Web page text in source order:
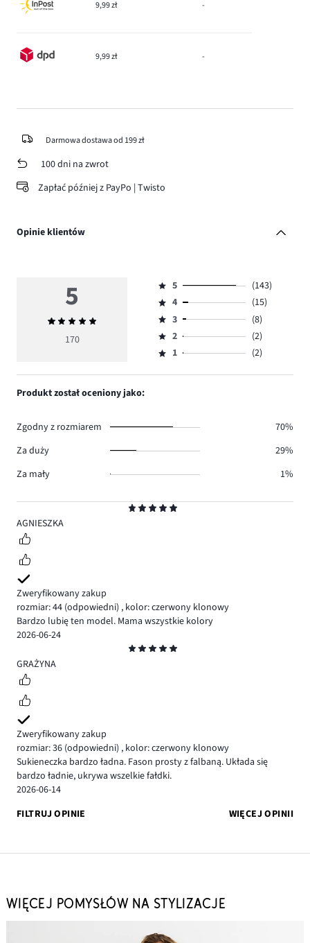
9,99 zł -
9,99 zł -
Darmowa dostawa od 199 zł
100 dni na zwrot
Zapłać później z PayPo | Twisto
Opinie klientów
5
AGNIESZKA
Zweryfikowany zakup
rozmiar: 44 (odpowiedni) , kolor: czerwony klonowy
Bardzo lubię ten model. Mama wszystkie kolory
2026-06-24
5
GRAŻYNA
Zweryfikowany zakup
rozmiar: 36 (odpowiedni) , kolor: czerwony klonowy
Sukieneczka bardzo ładna. Fason prosty z falbaną. Układa się
bardzo ładnie, ukrywa wszelkie fałdki.
2026-06-14
FILTRUJ OPINIE
WIĘCEJ OPINII
5
Średnia
ocena
170
Ocena
5,
ilość
głosów
143.
5
(143)
Ocena
4,
ilość
głosów
4
(15)
Ocena
3,
ilość
3
(8)
Ocena
2,
2
(2)
Ocena
1,
1 (2)
Produkt został oceniony jako:
Zgodny z rozmiarem
70%
Za duży
29%
Za mały
1%
WIĘCEJ POMYSŁÓW NA STYLIZACJE